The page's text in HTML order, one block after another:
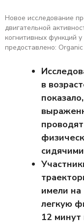
Новое исследование
двигательной
когнитивных функций
предоставлено:
в
имели
легкую
12